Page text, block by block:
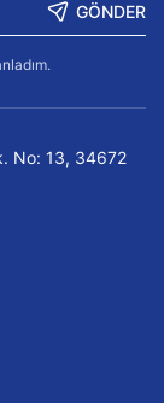
GÖNDER
No: 13, 34672